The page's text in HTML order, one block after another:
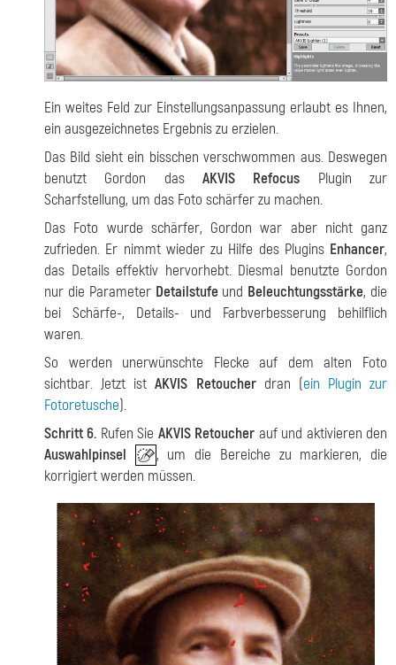
Ein weites Feld zur Einstellungsanpassung erlaubt es Ihnen,
ein ausgezeichnetes Ergebnis zu erzielen.
Das Bild sieht ein bisschen verschwommen aus. Deswegen
benutzt Gordon das AKVIS Refocus Plugin zur
Scharfstellung, um das Foto schärfer zu machen.
Das Foto wurde schärfer, Gordon war aber nicht ganz
zufrieden. Er nimmt wieder zu Hilfe des Plugins Enhancer,
das Details effektiv hervorhebt. Diesmal benutzte Gordon
nur die Parameter Detailstufeund Beleuchtungsstärke, die
bei Schärfe-, Details- und Farbverbesserung behilflich
waren.
So werden unerwünschte Flecke auf dem alten Foto
sichtbar. Jetzt istAKVIS Retoucherdran (ein Plugin zur
Fotoretusche).
Schritt 6. Rufen Sie AKVIS Retoucher auf und aktivieren den
Auswahlpinsel
, um die Bereiche zu markieren, die
korrigiert werden müssen.